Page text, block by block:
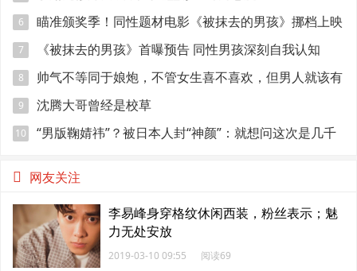
6 瞄准颁奖季！同性题材电影《被抹去的男孩》挪档上映
7 《被抹去的男孩》首曝预告 同性男孩深刻自我认知
8
帅气不等同于娘炮，不管女生喜不喜欢，但男人就该有
点肌肉
9 沈腾大哥曾经是校草
10
“男版鞠婧祎”？被日本人封“神颜”：就想问这次是几千
网友关注
李易峰身穿格纹休闲西装，粉丝表示；魅
力无处安放
2019-03-10 09:55 阅读69